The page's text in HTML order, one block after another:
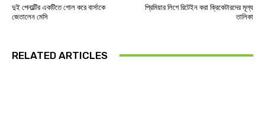
দুই পেনাল্টির একটিতে গোল করে বার্সাকে
জেতালেন মেসি
প্রিমিয়ার লিগে রিটেইন করা ক্রিকেটারদের মূল্য
তালিকা
RELATED ARTICLES